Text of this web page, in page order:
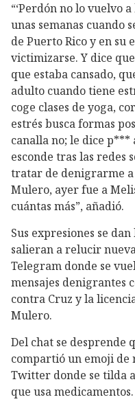
“‘Perdón no lo vuelvo
unas semanas cuando
de Puerto Rico y en su
victimizarse. Y dice
que estaba cansado,
adulto cuando tiene
coge clases de yoga,
estrés busca formas
canalla no; le dice p***
esconde tras las redes
tratar de denigrarme a
Mulero, ayer fue a
cuántas más”, añadió.
Sus expresiones se
salieran a relucir
Telegram donde se
mensajes denigrantes
contra Cruz y la
Mulero.
Del chat se desprende
compartió un emoji de
Twitter donde se tilda
que usa medicamentos.